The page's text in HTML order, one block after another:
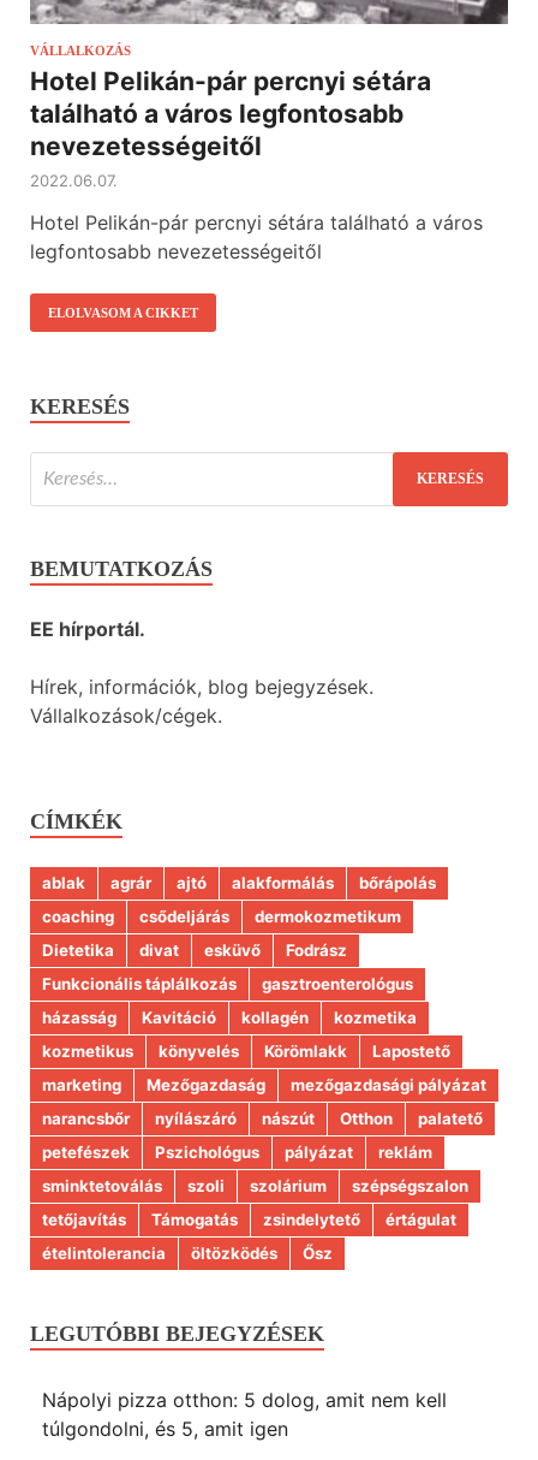
VÁLLALKOZÁS
Hotel Pelikán-pár percnyi sétára
található a város legfontosabb
nevezetességeitől
2022.06.07.
Hotel Pelikán-pár percnyi sétára található a város
legfontosabb nevezetességeitől
ELOLVASOM A CIKKET
KERESÉS
BEMUTATKOZÁS
EE hírportál.
Hírek, információk, blog bejegyzések.
Vállalkozások/cégek.
CÍMKÉK
ablak agrár ajtó alakformálás
bőrápolás
coaching
csődeljárás
dermokozmetikum
Dietetika
divat esküvő
Fodrász
Funkcionális táplálkozás
gasztroenterológus
házasság
Kavitáció kollagén
kozmetika
kozmetikus
könyvelés Körömlakk
Lapostető
marketing
Mezőgazdaság
mezőgazdasági pályázat
narancsbőr
nyílászáró nászút Otthon
palatető
petefészek
Pszichológus pályázat
reklám
sminktetoválás
szoli szolárium
szépségszalon
tetőjavítás
Támogatás zsindelytető
értágulat
ételintolerancia
öltözködés Ősz
LEGUTÓBBI BEJEGYZÉSEK
Nápolyi pizza otthon: 5 dolog, amit nem kell
túlgondolni, és 5, amit igen